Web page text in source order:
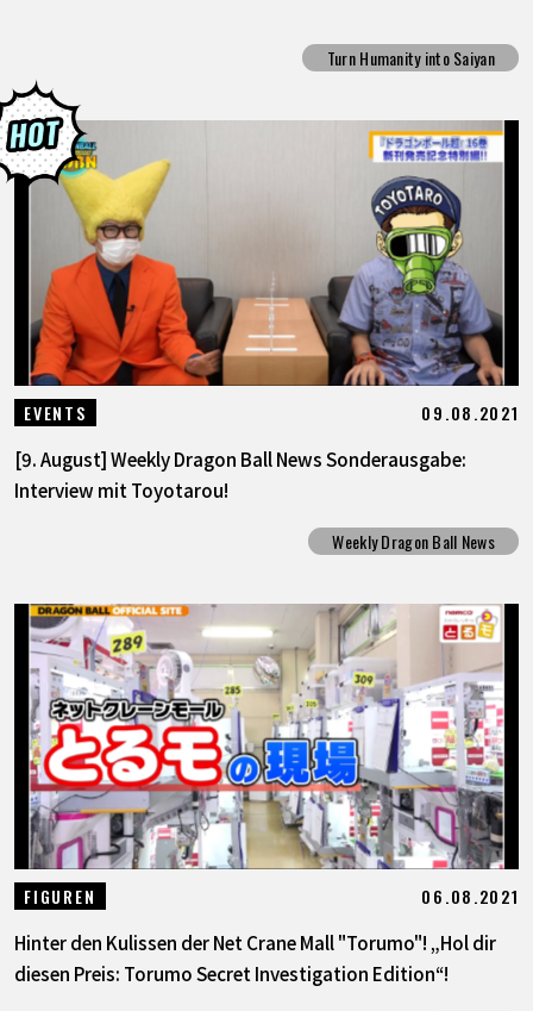
Turn Humanity into Saiyan
EVENTS 09.08.2021
[9. August] Weekly Dragon Ball News Sonderausgabe:
Interview mit Toyotarou!
Weekly Dragon Ball News
FIGUREN 06.08.2021
Hinter den Kulissen der Net Crane Mall "Torumo"! „Hol dir
diesen Preis: Torumo Secret Investigation Edition“!